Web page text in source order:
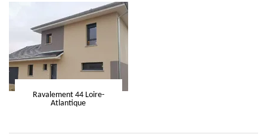
Ravalement 44 Loire-
Atlantique